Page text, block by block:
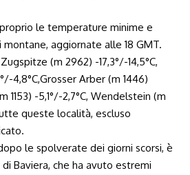
le temperature minime e
aggiornate alle 18 GMT.
(m 2962) -17,3°/-14,5°C,
4,8°C,Grosser Arber (m 1446)
1153) -5,1°/-2,7°C, Wendelstein (m
queste località, escluso
le spolverate dei giorni scorsi, è
Baviera, che ha avuto estremi